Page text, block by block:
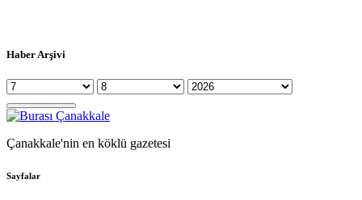
Haber Arşivi
Çanakkale'nin en köklü gazetesi
Sayfalar